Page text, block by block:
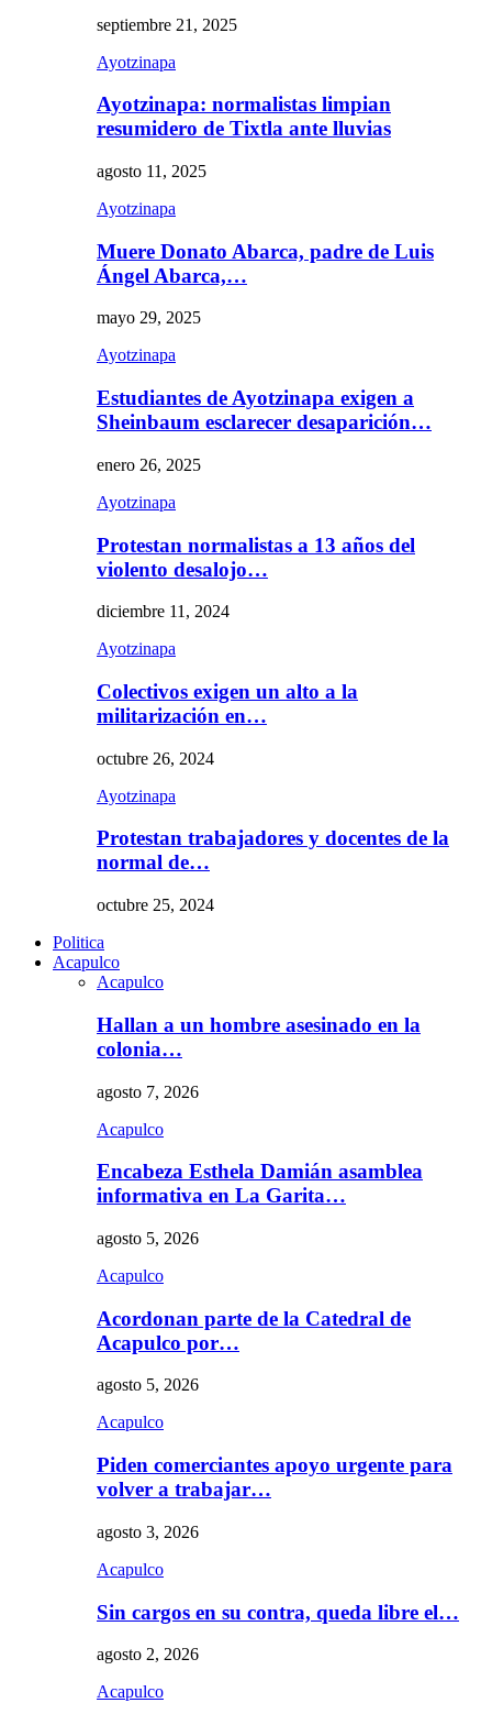
septiembre 21, 2025
Ayotzinapa
Ayotzinapa: normalistas limpian
resumidero de Tixtla ante lluvias
agosto 11, 2025
Ayotzinapa
Muere Donato Abarca, padre de Luis
Ángel Abarca,…
mayo 29, 2025
Ayotzinapa
Estudiantes de Ayotzinapa exigen a
Sheinbaum esclarecer desaparición…
enero 26, 2025
Ayotzinapa
Protestan normalistas a 13 años del
violento desalojo…
diciembre 11, 2024
Ayotzinapa
Colectivos exigen un alto a la
militarización en…
octubre 26, 2024
Ayotzinapa
Protestan trabajadores y docentes de la
normal de…
octubre 25, 2024
Politica
Acapulco
Acapulco
Hallan a un hombre asesinado en la
colonia…
agosto 7, 2026
Acapulco
Encabeza Esthela Damián asamblea
informativa en La Garita…
agosto 5, 2026
Acapulco
Acordonan parte de la Catedral de
Acapulco por…
agosto 5, 2026
Acapulco
Piden comerciantes apoyo urgente para
volver a trabajar…
agosto 3, 2026
Acapulco
Sin cargos en su contra, queda libre el…
agosto 2, 2026
Acapulco